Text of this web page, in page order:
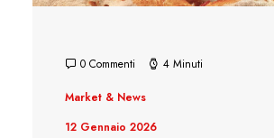
0 Commenti 4 Minuti
Market & News
12 Gennaio 2026